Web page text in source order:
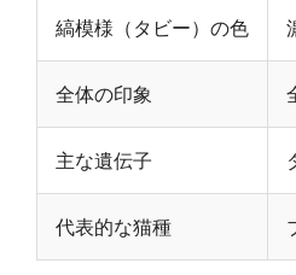
縞模様（タビー）の色
全体の印象
主な遺伝子
代表的な猫種